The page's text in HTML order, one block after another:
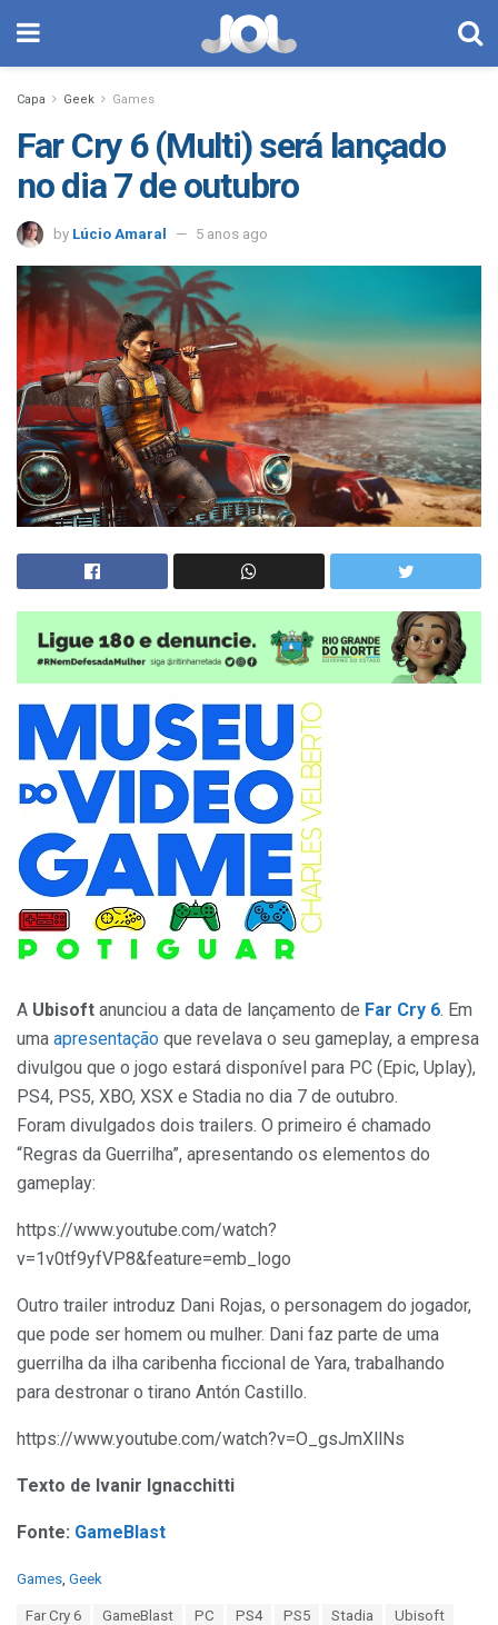
Capa Geek Games
Far Cry 6 (Multi) será lançado
no dia 7 de outubro
by Lúcio Amaral 5 anos ago
A Ubisoft anunciou a data de lançamento de Far Cry 6. Em
uma apresentação que revelava o seu gameplay, a empresa
divulgou que o jogo estará disponível para PC (Epic, Uplay),
PS4, PS5, XBO, XSX e Stadia no dia 7 de outubro.
Foram divulgados dois trailers. O primeiro é chamado
“Regras da Guerrilha”, apresentando os elementos do
gameplay:
https://www.youtube.com/watch?
v=1v0tf9yfVP8&feature=emb_logo
Outro trailer introduz Dani Rojas, o personagem do jogador,
que pode ser homem ou mulher. Dani faz parte de uma
guerrilha da ilha caribenha ficcional de Yara, trabalhando
para destronar o tirano Antón Castillo.
https://www.youtube.com/watch?v=O_gsJmXllNs
Texto de Ivanir Ignacchitti
Fonte: GameBlast
C
Games Geek
Far Cry 6 GameBlast PC PS4 PS5 Stadia
Ubisoft